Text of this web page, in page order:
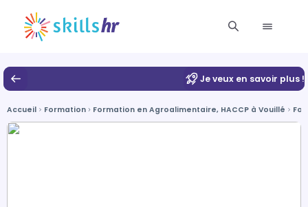
Je veux en savoir plus !
Accueil Formation Formation en Agroalimentaire, HACCP à Vouillé